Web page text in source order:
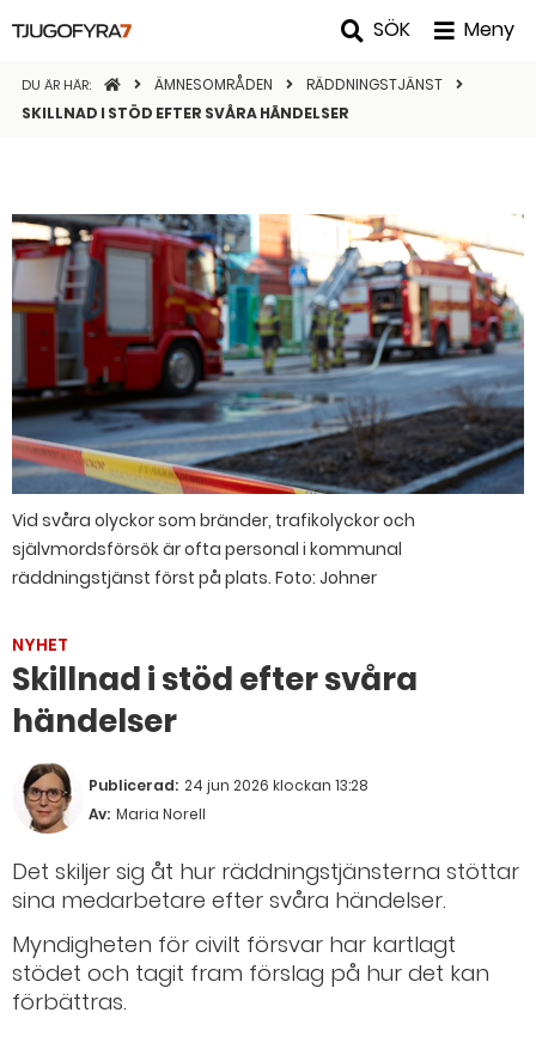
SÖK Meny
DU ÄR HÄR: STARTSIDANÄMNESOMRÅDEN
RÄDDNINGSTJÄNST
SKILLNAD I STÖD EFTER SVÅRA HÄNDELSER
Vid svåra olyckor som bränder, trafikolyckor och
självmordsförsök är ofta personal i kommunal
räddningstjänst först på plats. Foto: Johner
NYHET
Skillnad i stöd efter svåra
händelser
Publicerad: 24 jun 2026 klockan 13:28
Av: Maria Norell
Det skiljer sig åt hur räddningstjänsterna stöttar
sina medarbetare efter svåra händelser.
Myndigheten för civilt försvar har kartlagt
stödet och tagit fram förslag på hur det kan
förbättras.